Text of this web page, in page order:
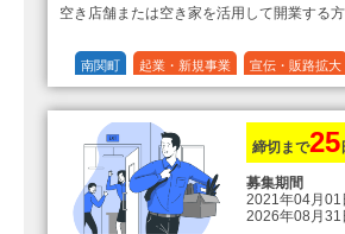
空き店舗または空き家を活用して開業する
南関町 起業・新規事業 宣伝・販路拡大
1/3 (33%)
締切まで25
募集期間
2021年04月01
2026年08月31